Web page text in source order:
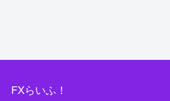
FXらいふ！